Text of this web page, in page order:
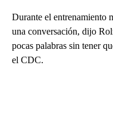
Durante el entrenamiento
una conversación, dijo
pocas palabras sin tener
el CDC.